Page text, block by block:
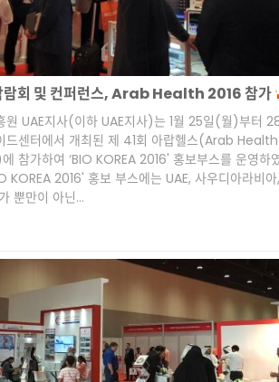
람회 및 컨퍼런스, Arab Health 2016 참가
원 UAE지사(이하 UAE지사)는 1월 25일(월)부터
드센터에서 개최된 제 41회 아랍헬스(Arab
참가하여 ‘BIO KOREA 2016' 홍보부스를 운영
KOREA 2016' 홍보 부스에는 UAE, 사우디아라비
뿐만이 아닌…